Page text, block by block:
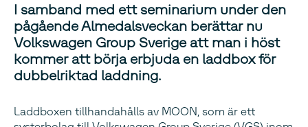
I samband med ett seminarium under den
pågående Almedalsveckan berättar nu
Volkswagen Group Sverige att man i höst
kommer att börja erbjuda en laddbox för
dubbelriktad laddning.
Laddboxen tillhandahålls av MOON, som är ett